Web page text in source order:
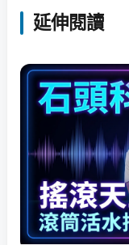
延伸閱讀